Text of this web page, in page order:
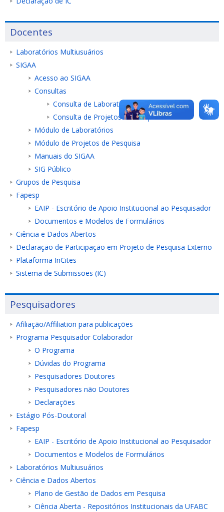
Docentes
Laboratórios Multiusuários
SIGAA
Acesso ao SIGAA
Consultas
Consulta de Laboratórios de Pesquisa
Consulta de Projetos de Pesquisa
Módulo de Laboratórios
Módulo de Projetos de Pesquisa
Manuais do SIGAA
SIG Público
Grupos de Pesquisa
Fapesp
EAIP - Escritório de Apoio Institucional ao Pesquisador
Documentos e Modelos de Formulários
Ciência e Dados Abertos
Declaração de Participação em Projeto de Pesquisa Externo
Plataforma InCites
Sistema de Submissões (IC)
Pesquisadores
Afiliação/Affiliation para publicações
Programa Pesquisador Colaborador
O Programa
Dúvidas do Programa
Pesquisadores Doutores
Pesquisadores não Doutores
Declarações
Estágio Pós-Doutoral
Fapesp
EAIP - Escritório de Apoio Institucional ao Pesquisador
Documentos e Modelos de Formulários
Laboratórios Multiusuários
Ciência e Dados Abertos
Plano de Gestão de Dados em Pesquisa
Ciência Aberta - Repositórios Institucionais da UFABC